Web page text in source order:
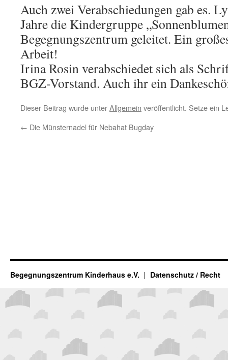
Auch zwei Verabschiedungen gab es.
Jahre die Kindergruppe
Begegnungszentrum geleitet. Ein
Arbeit!
Irina Rosin verabschiedet sich als
BGZ-Vorstand. Auch ihr ein
Dieser Beitrag wurde unterAllgemein veröffentlicht. Setze ein
← Die Münsternadel für Nebahat Bugday
Begegnungszentrum Kinderhaus e.V. Datenschutz / Recht